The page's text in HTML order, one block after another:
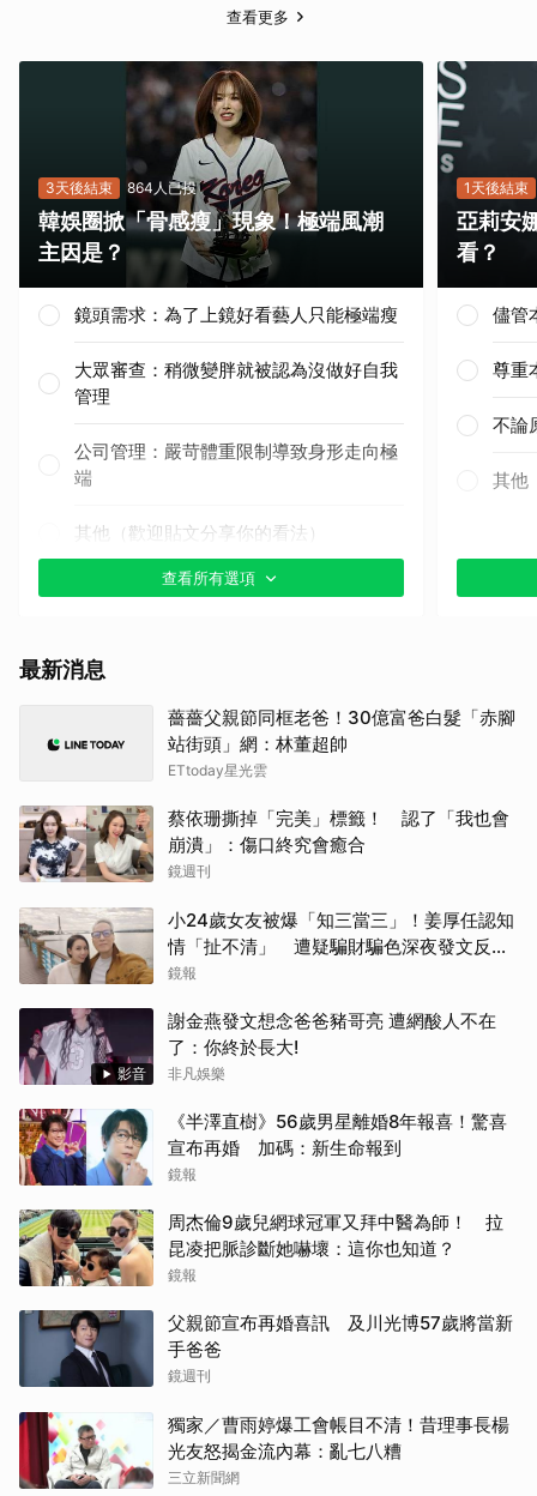
查看更多
3天後結束 864人已投
韓娛圈掀「骨感瘦」現象！極端風潮
主因是？
鏡頭需求：為了上鏡好看藝人只能極端瘦
大眾審查：稍微變胖就被認為沒做好自我
管理
公司管理：嚴苛體重限制導致身形走向極
端
其他（歡迎貼文分享你的看法）
查看所有選項
1天後結束
亞莉安
看？
儘管
尊重
不論
其他
最新消息
薔薔父親節同框老爸！30億富爸白髮「赤腳
站街頭」網：林董超帥
ETtoday星光雲
蔡依珊撕掉「完美」標籤！ 認了「我也會
崩潰」：傷口終究會癒合
鏡週刊
小24歲女友被爆「知三當三」！姜厚任認知
情「扯不清」 遭疑騙財騙色深夜發文反
擊：誰能對我辣手摧花
鏡報
影音
謝金燕發文想念爸爸豬哥亮 遭網酸人不在
了：你終於長大!
非凡娛樂
《半澤直樹》56歲男星離婚8年報喜！驚喜
宣布再婚 加碼：新生命報到
鏡報
周杰倫9歲兒網球冠軍又拜中醫為師！ 拉
昆凌把脈診斷她嚇壞：這你也知道？
鏡報
父親節宣布再婚喜訊 及川光博57歲將當新
手爸爸
鏡週刊
獨家／曹雨婷爆工會帳目不清！昔理事長楊
光友怒揭金流內幕：亂七八糟
三立新聞網